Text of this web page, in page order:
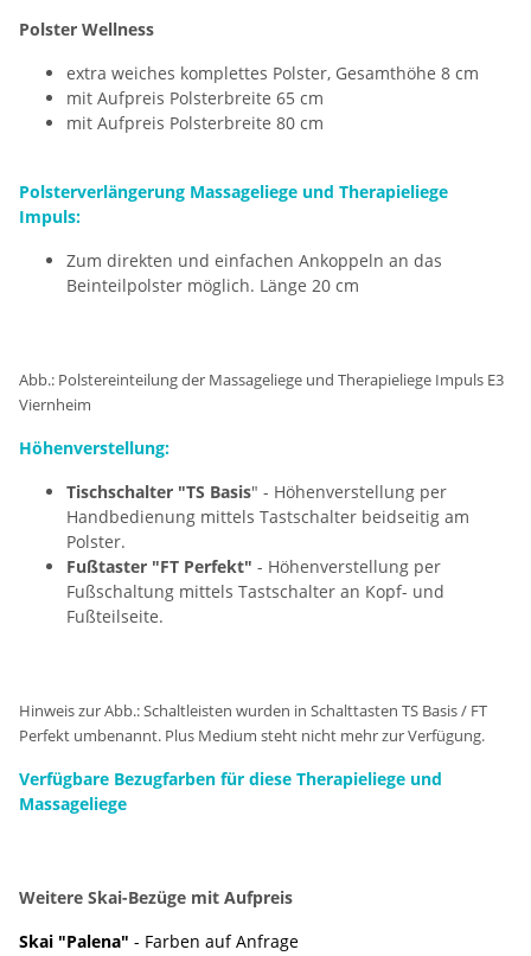
Polster Wellness
extra weiches komplettes Polster, Gesamthöhe 8 cm
mit Aufpreis Polsterbreite 65 cm
mit Aufpreis Polsterbreite 80 cm
Polsterverlängerung Massageliege und Therapieliege
Impuls:
Zum direkten und einfachen Ankoppeln an das
Beinteilpolster möglich. Länge 20 cm
Abb.: Polstereinteilung der Massageliege und Therapieliege Impuls E3
Viernheim
Höhenverstellung:
Tischschalter "TS Basis" - Höhenverstellung per
Handbedienung mittels Tastschalter beidseitig am
Polster.
Fußtaster "FT Perfekt" - Höhenverstellung per
Fußschaltung mittels Tastschalter an Kopf- und
Fußteilseite.
Hinweis zur Abb.: Schaltleisten wurden in Schalttasten TS Basis / FT
Perfekt umbenannt. Plus Medium steht nicht mehr zur Verfügung.
Verfügbare Bezugfarben für diese Therapieliege und
Massageliege
Weitere Skai-Bezüge mit Aufpreis
Skai "Palena" - Farben auf Anfrage